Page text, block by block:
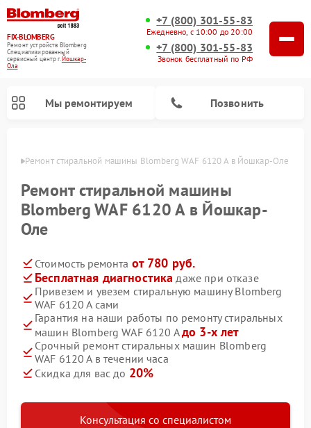
FIX-BLOMBERG
Ремонт устройств Blomberg
Специализированный
cервисный центр г.Йошкар-
Ола
+7 (800) 301-55-83
Ежедневно, с 10:00 до 20:00
+7 (800) 301-55-83
Звонок бесплатный по РФ
Мы ремонтируем Позвонить
Ремонт стиральной машины Blomberg WAF 6120 A в Йошкар-Оле
Ремонт стиральной машины
Blomberg WAF 6120 A в Йошкар-
Оле
Стоимость ремонта от 780 руб.
Бесплатная диагностика даже при отказе
Привезем и увезем стиральную машину Blomberg
WAF 6120 A сами
Гарантия на наши работы по ремонту стиральных
машин Blomberg WAF 6120 Aдо 3-х лет
Срочный ремонт стиральных машин Blomberg
WAF 6120 A в течении часа
Скидка для вас до 20%
Консультация со специалистом